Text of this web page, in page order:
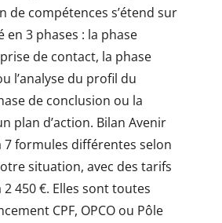
de compétences s’étend sur
en 3 phases : la phase
de contact, la phase
l’analyse du profil du
de conclusion ou la
plan d’action. Bilan Avenir
7 formules différentes selon
situation, avec des tarifs
450 €. Elles sont toutes
CPF, OPCO ou Pôle